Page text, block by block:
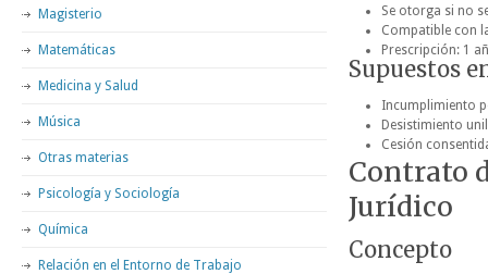
Se otorga si no
Compatible con
Prescripción: 1
Supuestos
Incumplimiento
Desistimiento
Cesión
Contrato
Jurídico
Concepto
Magisterio
Matemáticas
Medicina y Salud
Música
Otras materias
Psicología y Sociología
Química
Relación en el Entorno de Trabajo